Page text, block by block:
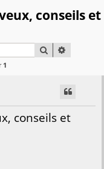
conseils et
RECHERCHER
1
conseils et